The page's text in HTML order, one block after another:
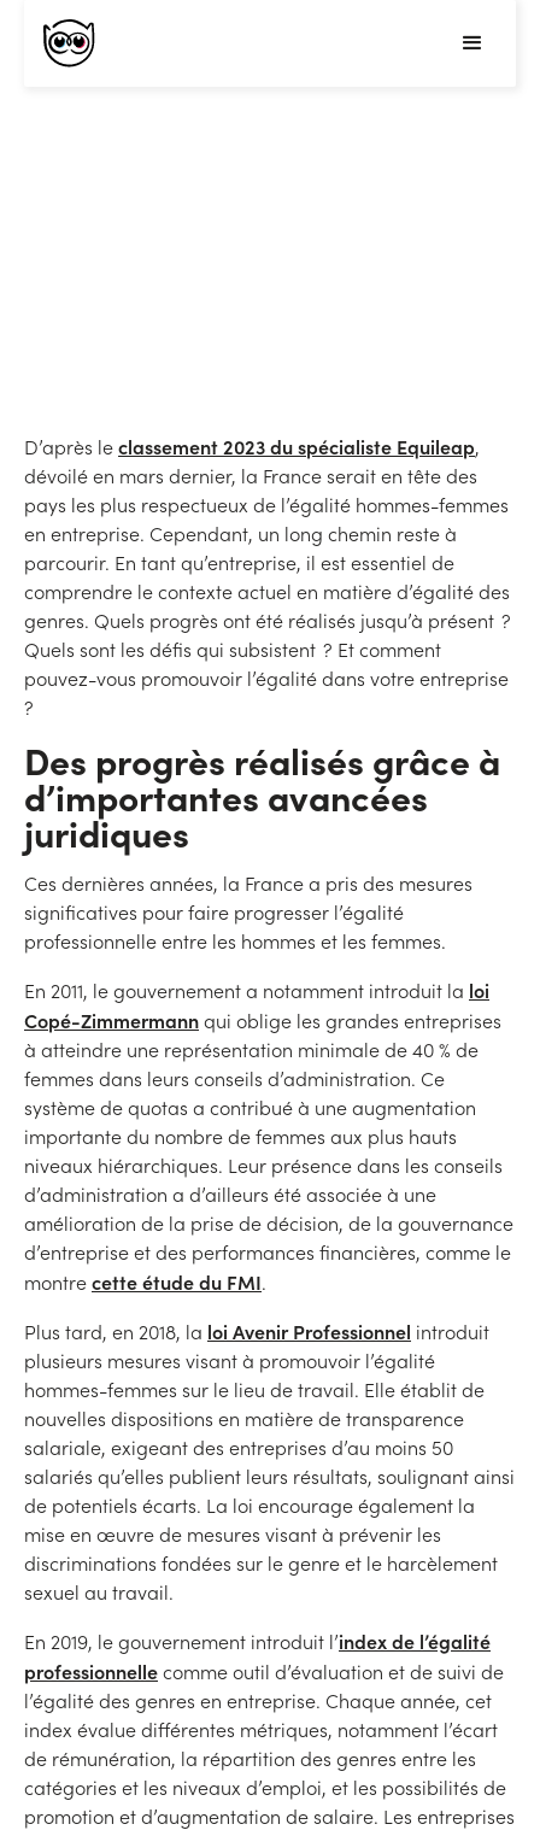
D’après leclassement 2023 du spécialiste Equileap,
dévoilé en mars dernier, la France serait en tête des
pays les plus respectueux de l’égalité hommes-femmes
en entreprise. Cependant, un long chemin reste à
parcourir. En tant qu’entreprise, il est essentiel de
comprendre le contexte actuel en matière d’égalité des
genres. Quels progrès ont été réalisés jusqu’à présent ?
Quels sont les défis qui subsistent ? Et comment
pouvez-vous promouvoir l’égalité dans votre entreprise
?
Des progrès réalisés grâce à
d’importantes avancées
juridiques
Ces dernières années, la France a pris des mesures
significatives pour faire progresser l’égalité
professionnelle entre les hommes et les femmes.
En 2011, le gouvernement a notamment introduit la loi
Copé-Zimmermannqui oblige les grandes entreprises
à atteindre une représentation minimale de 40 % de
femmes dans leurs conseils d’administration. Ce
système de quotas a contribué à une augmentation
importante du nombre de femmes aux plus hauts
niveaux hiérarchiques. Leur présence dans les conseils
d’administration a d’ailleurs été associée à une
amélioration de la prise de décision, de la gouvernance
d’entreprise et des performances financières, comme le
montrecette étude du FMI.
Plus tard, en 2018, la loi Avenir Professionnel introduit
plusieurs mesures visant à promouvoir l’égalité
hommes-femmes sur le lieu de travail. Elle établit de
nouvelles dispositions en matière de transparence
salariale, exigeant des entreprises d’au moins 50
salariés qu’elles publient leurs résultats, soulignant ainsi
de potentiels écarts. La loi encourage également la
mise en œuvre de mesures visant à prévenir les
discriminations fondées sur le genre et le harcèlement
sexuel au travail.
En 2019, le gouvernement introduit l’index de l’égalité
professionnellecomme outil d’évaluation et de suivi de
l’égalité des genres en entreprise. Chaque année, cet
index évalue différentes métriques, notamment l’écart
de rémunération, la répartition des genres entre les
catégories et les niveaux d’emploi, et les possibilités de
promotion et d’augmentation de salaire. Les entreprises